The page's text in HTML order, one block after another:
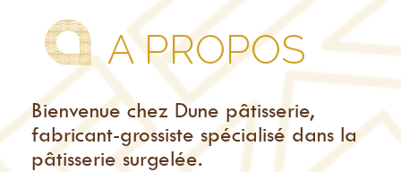
A PROPOS
Bienvenue chez Dune pâtisserie,
fabricant-grossiste spécialisé dans la
pâtisserie surgelée.